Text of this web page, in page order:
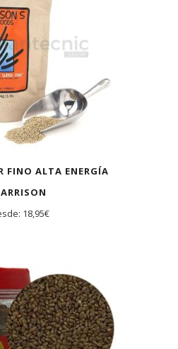
FINO ALTA ENERGÍA
18,95€